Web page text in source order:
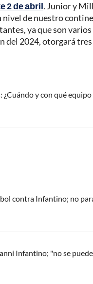
2 de abril. Junior y
de nuestro
ya que son
del 2024, otorgará
y con qué equipo
contra Infantino; no
Infantino; "no se